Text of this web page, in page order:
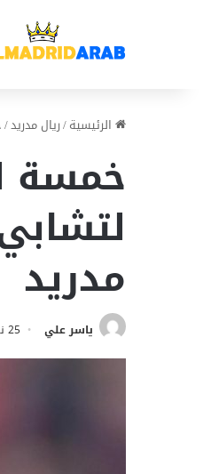
الرئيسية/ريال مدريد/
مدريد
ياسر علي 25 نوفمبر 2025 - 1:08 م